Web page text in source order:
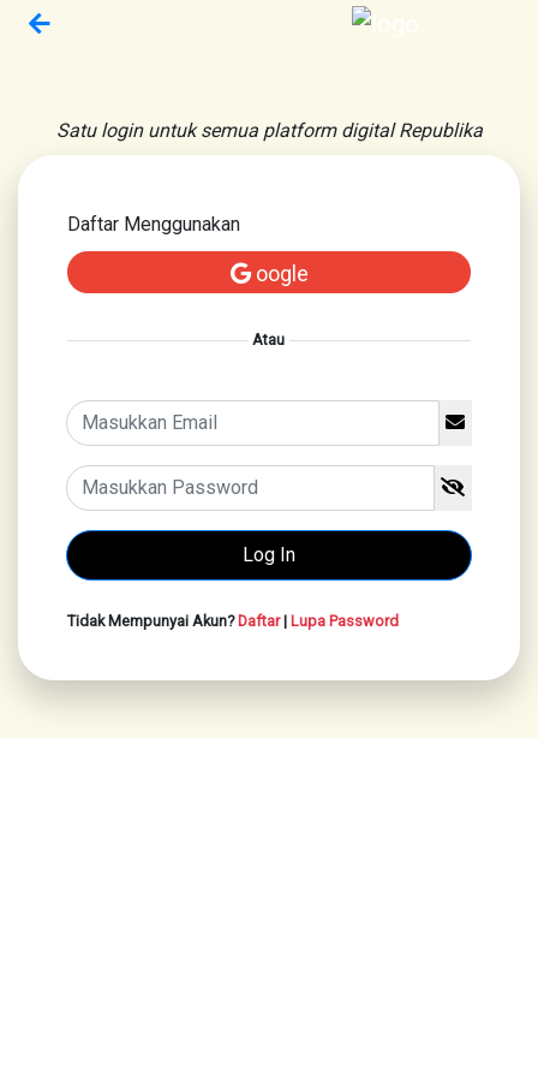
Satu login untuk semua platform digital Republika
Daftar Menggunakan
oogle
Atau
Tidak Mempunyai Akun?Daftar| Lupa Password